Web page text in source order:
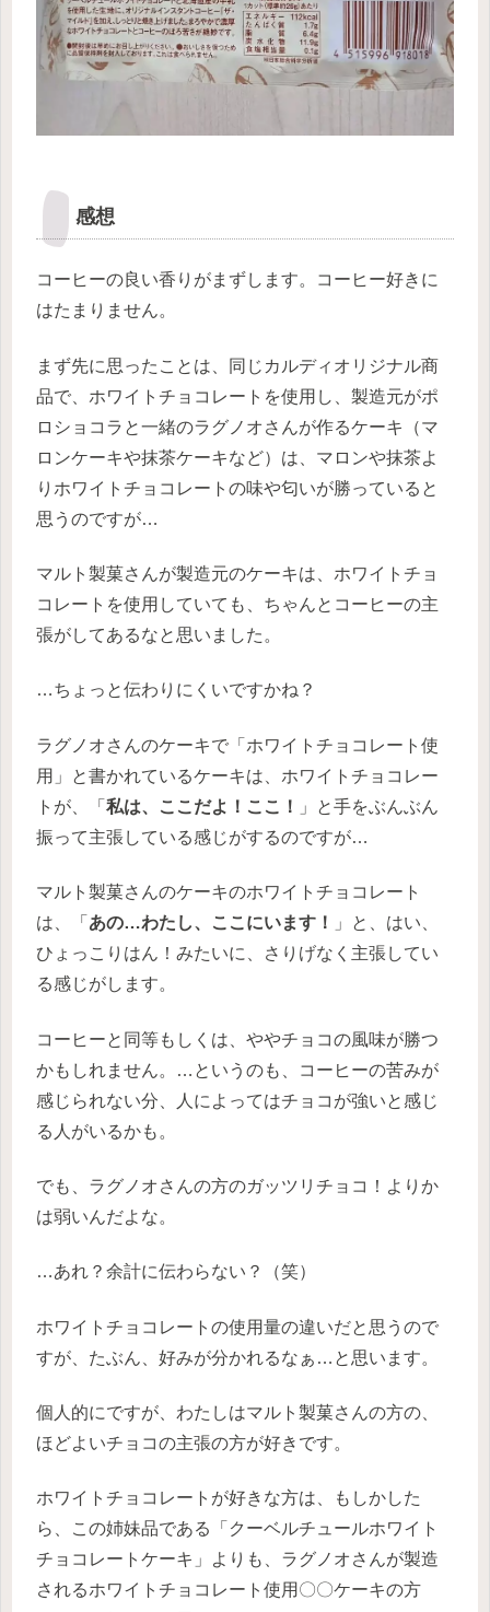
感想
コーヒーの良い香りがまずします。コーヒー好きに
はたまりません。
まず先に思ったことは、同じカルディオリジナル商
品で、ホワイトチョコレートを使用し、製造元がポ
ロショコラと一緒のラグノオさんが作るケーキ（マ
ロンケーキや抹茶ケーキなど）は、マロンや抹茶よ
りホワイトチョコレートの味や匂いが勝っていると
思うのですが…
マルト製菓さんが製造元のケーキは、ホワイトチョ
コレートを使用していても、ちゃんとコーヒーの主
張がしてあるなと思いました。
…ちょっと伝わりにくいですかね？
ラグノオさんのケーキで「ホワイトチョコレート使
用」と書かれているケーキは、ホワイトチョコレー
トが、「 私は、ここだよ！ここ！
」と手をぶんぶん
振って主張している感じがするのですが…
マルト製菓さんのケーキのホワイトチョコレート
は、「 あの…わたし、ここにいます！
」と、はい、
ひょっこりはん！みたいに、さりげなく主張してい
る感じがします。
コーヒーと同等もしくは、ややチョコの風味が勝つ
かもしれません。…というのも、コーヒーの苦みが
感じられない分、人によってはチョコが強いと感じ
る人がいるかも。
でも、ラグノオさんの方のガッツリチョコ！よりか
は弱いんだよな。
…あれ？余計に伝わらない？（笑）
ホワイトチョコレートの使用量の違いだと思うので
すが、たぶん、好みが分かれるなぁ…と思います。
個人的にですが、わたしはマルト製菓さんの方の、
ほどよいチョコの主張の方が好きです。
ホワイトチョコレートが好きな方は、もしかした
ら、この姉妹品である「クーベルチュールホワイト
チョコレートケーキ」よりも、ラグノオさんが製造
されるホワイトチョコレート使用〇〇ケーキの方